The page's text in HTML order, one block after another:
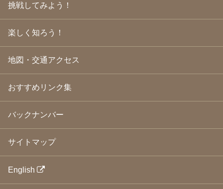
2009年2月(19)
2009年1月(25)
2008年12月 (22)
2008年9月(24)
2008年8月(24)
2008年7月
(23)
2008年6月(23)
2008年5月(21)
2008年4月(22)
2008年1月 (23)
2007年12月(26)
2007年11月
2007年10月
2007年9月(23)
挑戦してみよう！
楽しく知ろう！
地図・交通アクセス
おすすめリンク集
バックナンバー
サイトマップ
English